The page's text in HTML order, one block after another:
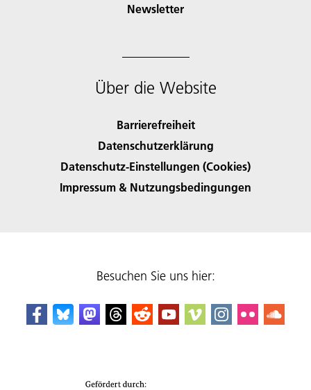
Newsletter
Über die Website
Barrierefreiheit
Datenschutzerklärung
Datenschutz-Einstellungen (Cookies)
Impressum & Nutzungsbedingungen
Besuchen Sie uns hier: